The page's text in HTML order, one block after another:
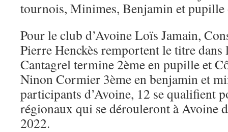
tournois, Minimes, Benjamin et pupille
Pour le club d’Avoine Loïs Jamain,
Pierre Henckès remportent le titre
Cantagrel termine 2ème en pupille et
Ninon Cormier 3ème en benjamin et
participants d’Avoine, 12 se qualifient
régionaux qui se dérouleront à Avoine
2022.